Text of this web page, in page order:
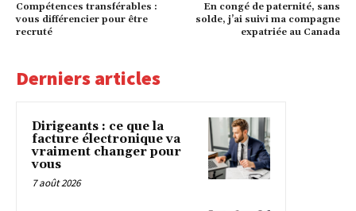
Compétences transférables :
vous différencier pour être
recruté
En congé de paternité, sans
solde, j’ai suivi ma compagne
expatriée au Canada
Derniers articles
Dirigeants : ce que la
facture électronique va
vraiment changer pour
vous
7 août 2026